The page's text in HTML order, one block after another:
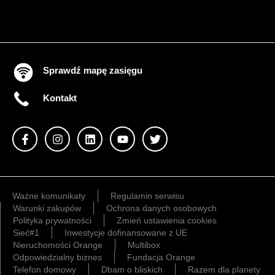
Sprawdź mapę zasięgu
Kontakt
Ważne komunikaty
Regulamin serwisu
Warunki zakupów
Ochrona danych osobowych
Polityka prywatności
Zmień ustawienia cookies
Sieć#1
Inwestycje dofinansowane z UE
Nieruchomości Orange
Multibox
Odpowiedzialny biznes
Fundacja Orange
Telefon domowy
Dbam o bliskich Razem dla planety